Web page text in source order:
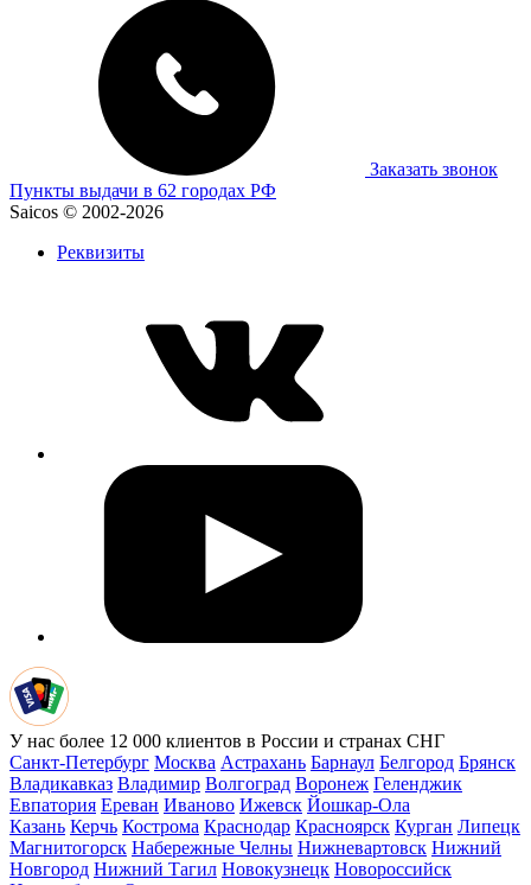
Заказать звонок
Пункты выдачи в 62 городах РФ
Saicos © 2002-2026
Реквизиты
У нас более 12 000 клиентов в России и странах СНГ
Санкт-Петербург Москва Астрахань Барнаул Белгород Брянск
Владикавказ Владимир Волгоград Воронеж Геленджик
Евпатория Ереван Иваново Ижевск Йошкар-Ола
Казань Керчь Кострома Краснодар Красноярск Курган Липецк
Магнитогорск Набережные Челны Нижневартовск Нижний
Новгород Нижний Тагил Новокузнецк Новороссийск